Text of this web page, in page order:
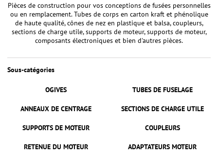
Pièces de construction pour vos conceptions de fusées personnelles
ou en remplacement. Tubes de corps en carton kraft et phénolique
de haute qualité, cônes de nez en plastique et balsa, coupleurs,
sections de charge utile, supports de moteur, supports de moteur,
composants électroniques et bien d'autres pièces.
Sous-catégories
OGIVES TUBES DE FUSELAGE
ANNEAUX DE CENTRAGE SECTIONS DE CHARGE UTILE
SUPPORTS DE MOTEUR COUPLEURS
RETENUE DU MOTEUR ADAPTATEURS MOTEUR